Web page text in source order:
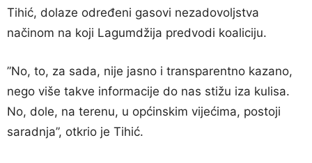
Tihić, dolaze određeni gasovi nezadovoljstva
načinom na koji Lagumdžija predvodi koaliciju.
”No, to, za sada, nije jasno i transparentno kazano,
nego više takve informacije do nas stižu iza kulisa.
No, dole, na terenu, u općinskim vijećima, postoji
saradnja”, otkrio je Tihić.